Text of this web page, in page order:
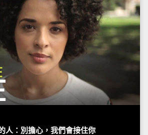
人：別擔心，我們會接住你